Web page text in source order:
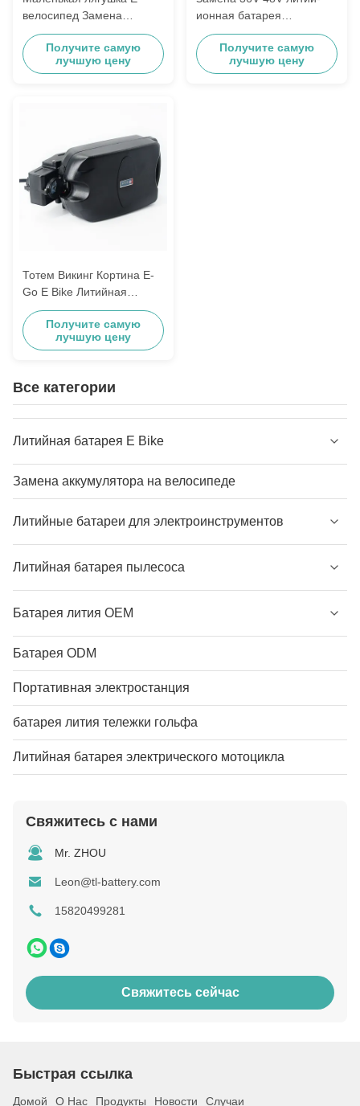
велосипед Замена
аккумулятора 24V 10.4Ah
11.6Ah 18650 Литий-
ионный элемент
Получите самую
лучшую цену
ионная батарея
электровелосипед
батарея 13s5p Aldi Пророк
Mifs Samsung ZhenLong
Получите самую
лучшую цену
Тотем Викинг Кортина E-
Go E Bike Литийная
батарея 24V 10.4ah
11.6ah Littlefrog стиль
Получите самую
лучшую цену
Все категории
Литийная батарея E Bike
Замена аккумулятора на велосипеде
Литийные батареи для электроинструментов
Литийная батарея пылесоса
Батарея лития OEM
Батарея ODM
Портативная электростанция
батарея лития тележки гольфа
Литийная батарея электрического мотоцикла
Свяжитесь с нами
Mr. ZHOU
Leon@tl-battery.com
15820499281
Свяжитесь сейчас
Быстрая ссылка
Домой О Нас Продукты Новости
Случаи